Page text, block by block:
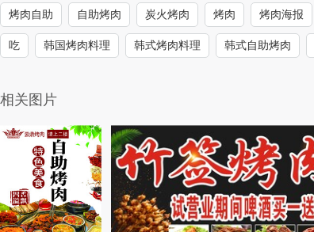
烤肉自助 自助烤肉 炭火烤肉 烤肉 烤肉海报
吃 韩国烤肉料理 韩式烤肉料理 韩式自助烤肉
相关图片